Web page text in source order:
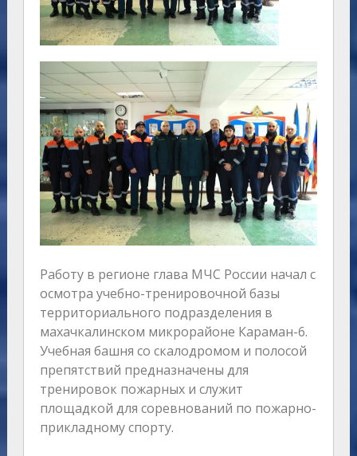
Работу в регионе глава МЧС России начал с
осмотра учебно-тренировочной базы
территориального подразделения в
махачкалинском микрорайоне Караман-6.
Учебная башня со скалодромом и полосой
препятствий предназначены для
тренировок пожарных и служит
площадкой для соревнований по пожарно-
прикладному спорту.